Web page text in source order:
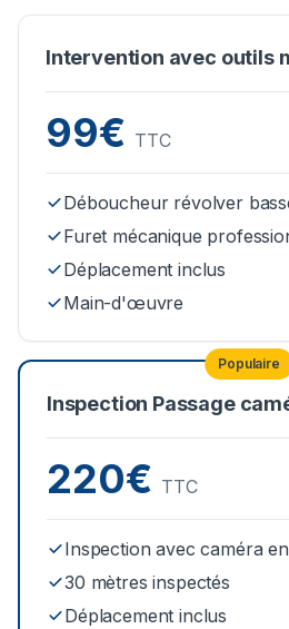
Intervention avec outils
99€ TTC
Déboucheur révolver
Furet mécanique
Déplacement inclus
Main-d'œuvre
Populaire
Inspection Passage
220€ TTC
Inspection avec caméra
30 mètres inspectés
Déplacement inclus